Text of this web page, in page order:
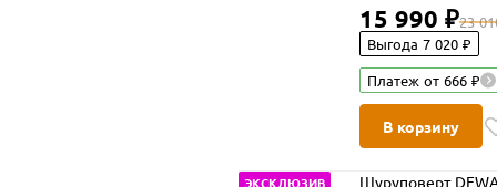
15 990 ₽23
Выгода 7 020 ₽
Платеж от 666 ₽
В корзину
ЭКСКЛЮЗИВ
Шуруповерт